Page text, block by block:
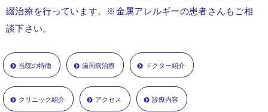
綴治療を行っています。※金属アレルギーの患者さんもご相
談下さい。
当院の特徴 歯周病治療 ドクター紹介
クリニック紹介 アクセス 診療内容